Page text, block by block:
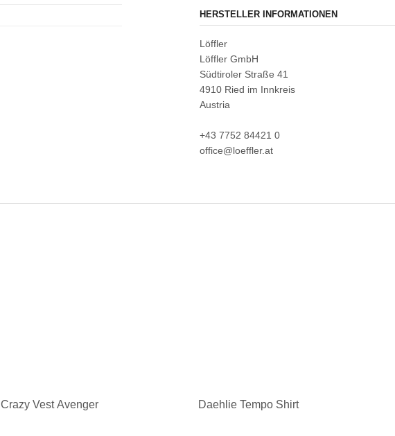
HERSTELLER INFORMATIONEN
Löffler
Löffler GmbH
Südtiroler Straße 41
4910 Ried im Innkreis
Austria
+43 7752 84421 0
office@loeffler.at
Crazy Vest Avenger Daehlie Tempo Shirt